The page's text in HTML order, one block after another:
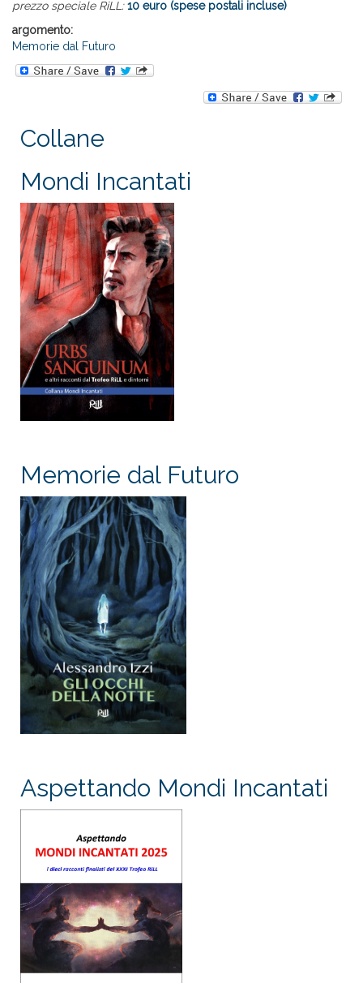
prezzo speciale RiLL: 10 euro (spese postali incluse)
argomento:
Memorie dal Futuro
Collane
Mondi Incantati
Memorie dal Futuro
Aspettando Mondi Incantati